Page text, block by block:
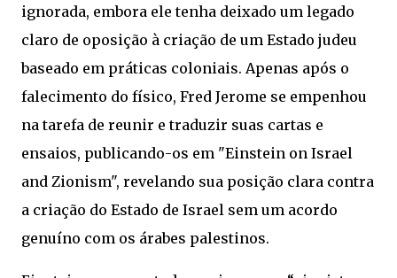
ignorada, embora ele tenha deixado um legado
claro de oposição à criação de um Estado judeu
baseado em práticas coloniais. Apenas após o
falecimento do físico, Fred Jerome se empenhou
na tarefa de reunir e traduzir suas cartas e
ensaios, publicando-os em "Einstein on Israel
and Zionism", revelando sua posição clara contra
a criação do Estado de Israel sem um acordo
genuíno com os árabes palestinos.